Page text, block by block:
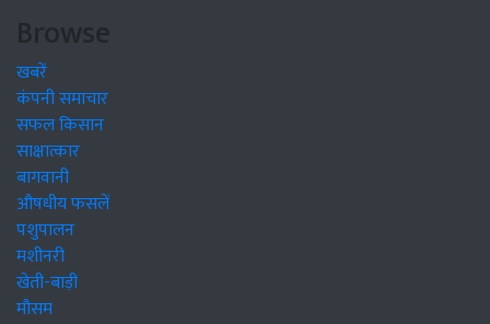
Browse
खबरें
कंपनी समाचार
सफल किसान
साक्षात्कार
बागवानी
औषधीय फसलें
पशुपालन
मशीनरी
खेती-बाड़ी
मौसम